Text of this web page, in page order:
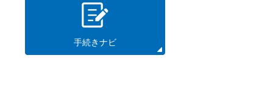
手続きナビ